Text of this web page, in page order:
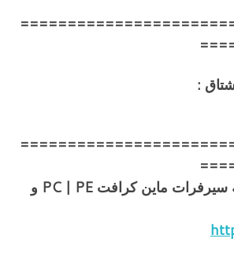
:
افضل استضافة سيرفرات ماين كرافت PC | PE و